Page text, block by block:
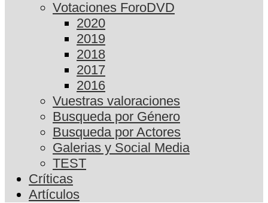
Votaciones ForoDVD
2020
2019
2018
2017
2016
Vuestras valoraciones
Busqueda por Género
Busqueda por Actores
Galerias y Social Media
TEST
Críticas
Artículos